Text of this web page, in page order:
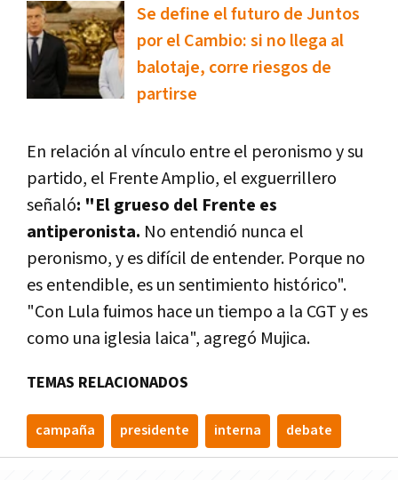
Se define el futuro de Juntos
por el Cambio: si no llega al
balotaje, corre riesgos de
partirse
En relación al vínculo entre el peronismo y su
partido, el Frente Amplio, el exguerrillero
señaló: "El grueso del Frente es
antiperonista. No entendió nunca el
peronismo, y es difícil de entender. Porque no
es entendible, es un sentimiento histórico".
"Con Lula fuimos hace un tiempo a la CGT y es
como una iglesia laica", agregó Mujica.
TEMAS RELACIONADOS
campaña presidente interna debate